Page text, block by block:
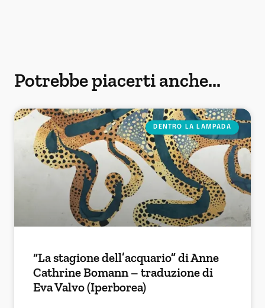
Potrebbe piacerti anche...
DENTRO LA LAMPADA
“La stagione dell’acquario” di Anne
Cathrine Bomann – traduzione di
Eva Valvo (Iperborea)